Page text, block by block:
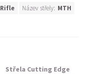
Rifle Název střely: MTH
Střela Cutting Edge